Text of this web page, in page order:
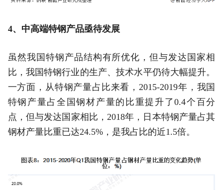
4、中高端特钢产品亟待发展
虽然我国特钢产品结构有所优化，但与发达国家相
比，我国特钢行业的生产、技术水平仍待大幅提升。
一方面，从特钢产量占比来看，2015-2019年，我国
特钢产量占全国钢材产量的比重提升了0.4个百分
点，但与发达国家相比，2018年，日本特钢产量占其
钢材产量比重已达24.5%，是我占比的近1.5倍。